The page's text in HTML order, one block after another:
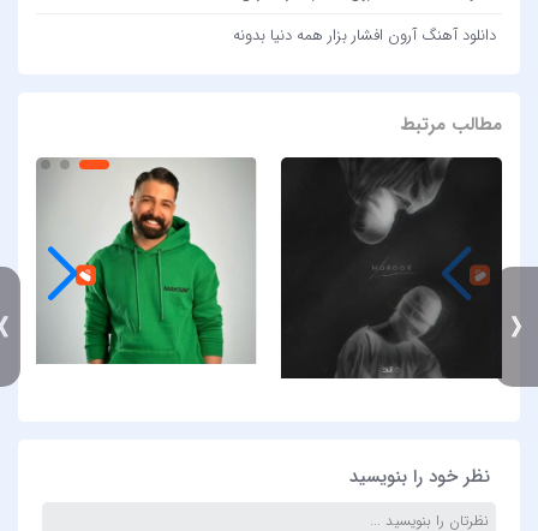
دانلود آهنگ آرون افشار بزار همه دنیا بدونه
مطالب مرتبط
نظر خود را بنویسید